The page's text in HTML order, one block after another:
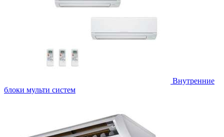
Внутренние
блоки мульти систем